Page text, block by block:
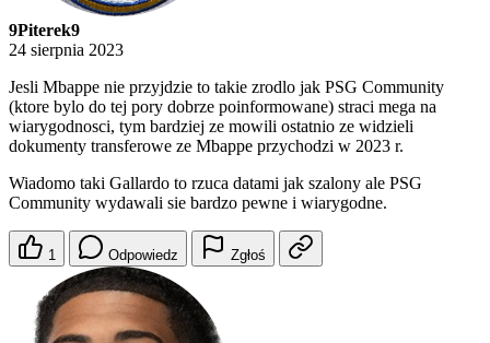
9Piterek9
24 sierpnia 2023
Jesli Mbappe nie przyjdzie to takie zrodlo jak PSG Community
(ktore bylo do tej pory dobrze poinformowane) straci mega na
wiarygodnosci, tym bardziej ze mowili ostatnio ze widzieli
dokumenty transferowe ze Mbappe przychodzi w 2023 r.
Wiadomo taki Gallardo to rzuca datami jak szalony ale PSG
Community wydawali sie bardzo pewne i wiarygodne.
1 Odpowiedz Zgłoś